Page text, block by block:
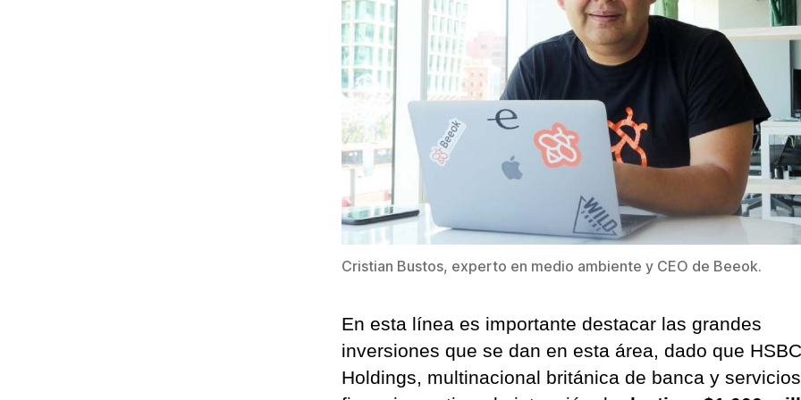
Cristian Bustos, experto en medio ambiente y CEO de Beeok.
En esta línea es importante destacar las grandes
inversiones que se dan en esta área, dado que HSBC
Holdings, multinacional británica de banca y servicios